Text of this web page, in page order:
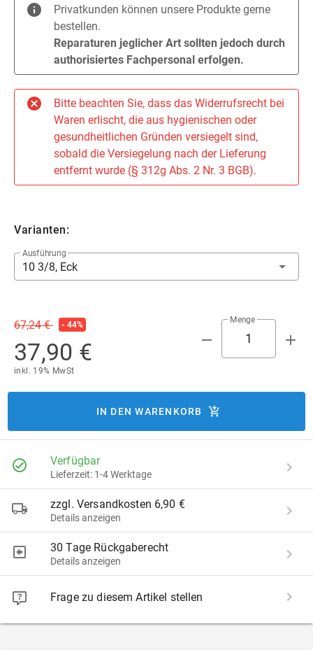
Privatkunden können unsere Produkte gerne
bestellen.
Reparaturen jeglicher Art sollten jedoch durch
authorisiertes Fachpersonal erfolgen.
Bitte beachten Sie, dass das Widerrufsrecht bei
Waren erlischt, die aus hygienischen oder
gesundheitlichen Gründen versiegelt sind,
sobald die Versiegelung nach der Lieferung
entfernt wurde (§ 312g Abs. 2 Nr. 3 BGB).
Varianten:
Ausführung
10 3/8, Eck
67,24 € - 44%
37,90 €
inkl. 19% MwSt
Menge
IN DEN WARENKORB
Verfügbar
Lieferzeit: 1-4 Werktage
zzgl. Versandkosten 6,90 €
Details anzeigen
30 Tage Rückgaberecht
Details anzeigen
Frage zu diesem Artikel stellen